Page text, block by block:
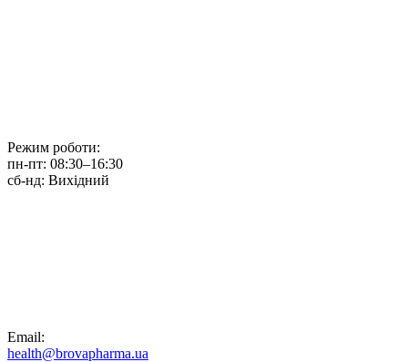
Режим роботи:
пн-пт: 08:30–16:30
сб-нд: Вихідний
Email:
health@brovapharma.ua